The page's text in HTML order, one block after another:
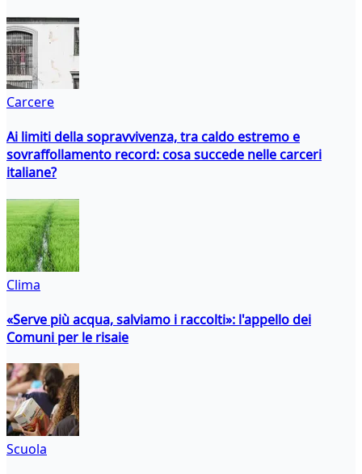
Carcere
Ai limiti della sopravvivenza, tra caldo estremo e
sovraffollamento record: cosa succede nelle carceri
italiane?
Clima
«Serve più acqua, salviamo i raccolti»: l'appello dei
Comuni per le risaie
Scuola